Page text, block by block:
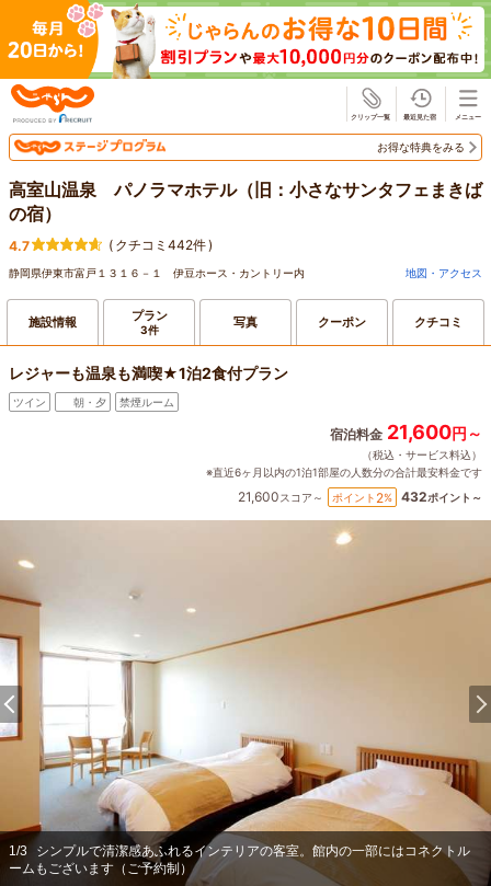
お得な特典をみる
高室山温泉 パノラマホテル（旧：小さなサンタフェまきば
の宿）
4.7 ( クチコミ442件)
静岡県伊東市富戸１３１６－１ 伊豆ホース・カントリー内 地図・アクセス
施設情報 プラン
3件 写真 クーポン クチコミ
レジャーも温泉も満喫★1泊2食付プラン
ツイン 朝・夕 禁煙ルーム
宿泊料金 21,600円～
（税込・サービス料込）
※直近6ヶ月以内の1泊1部屋の人数分の合計最安料金です
21,600スコア～ ポイント 2% 432ポイント～
1/3
シンプルで清潔感あふれるインテリアの客室。館内の一部にはコネクトル
ームもございます（ご予約制）